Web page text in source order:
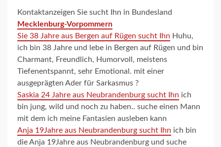
Kontaktanzeigen Sie sucht Ihn in Bundesland
Mecklenburg-Vorpommern
Sie 38 Jahre aus Bergen auf Rügen sucht Ihn Huhu,
ich bin 38 Jahre und lebe in Bergen auf Rügen und bin
Charmant, Freundlich, Humorvoll, meistens
Tiefenentspannt, sehr Emotional. mit einer
ausgeprägten Ader für Sarkasmus ?
Saskia 24 Jahre aus Neubrandenburg sucht Ihn ich
bin jung, wild und noch zu haben.. suche einen Mann
mit dem ich meine Fantasien ausleben kann
Anja 19Jahre aus Neubrandenburg sucht Ihn ich bin
die Anja 19Jahre aus Neubrandenburg und suche